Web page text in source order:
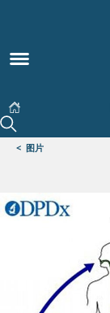
< 图片